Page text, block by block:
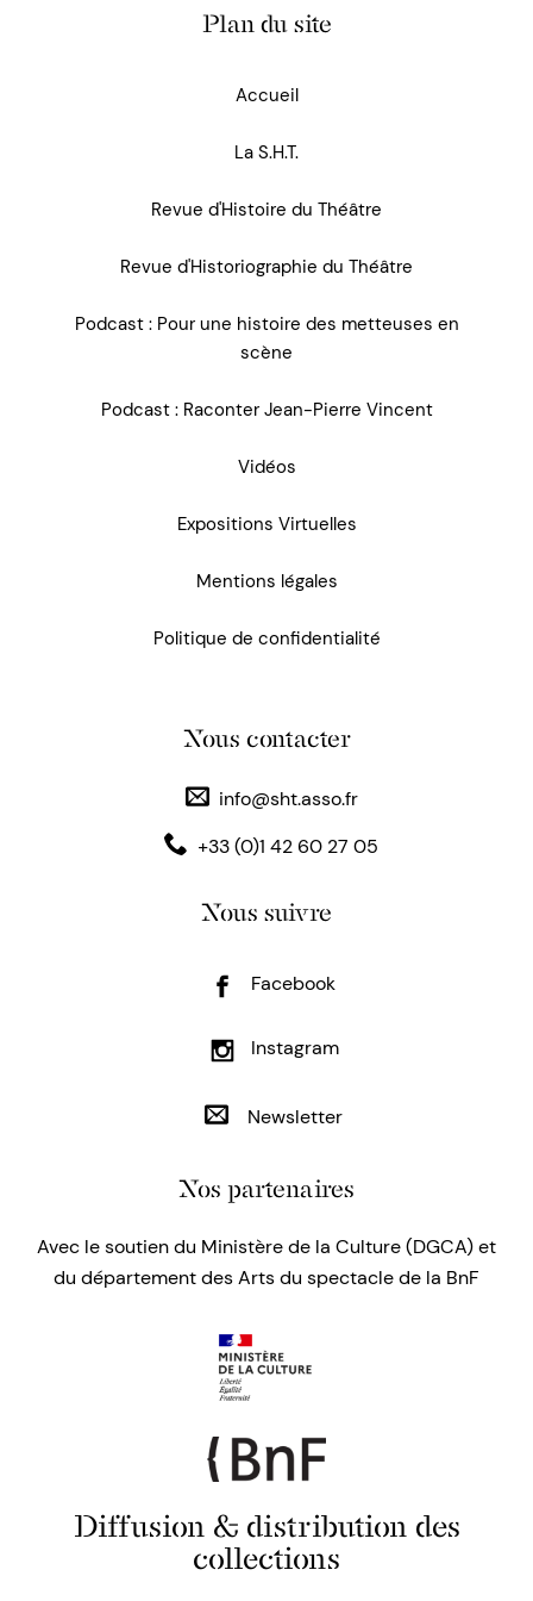
Plan du site
Accueil
La S.H.T.
Revue d'Histoire du Théâtre
Revue d'Historiographie du Théâtre
Podcast : Pour une histoire des metteuses en
scène
Podcast : Raconter Jean-Pierre Vincent
Vidéos
Expositions Virtuelles
Mentions légales
Politique de confidentialité
Nous contacter
info@sht.asso.fr
+33 (0)1 42 60 27 05
Nous suivre
Facebook
Instagram
Newsletter
Nos partenaires
Avec le soutien du Ministère de la Culture (DGCA) et
du département des Arts du spectacle de la BnF
Diffusion & distribution des
collections